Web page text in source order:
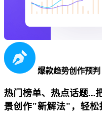
爆款趋势创作预判
热门榜单、热点话题...
景创作"新解法"，轻松